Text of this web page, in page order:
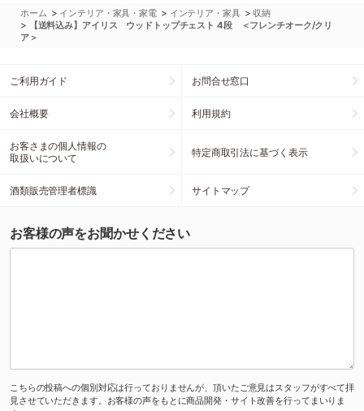
ホーム > インテリア・家具・家電 > インテリア・家具 >収納
>
【送料込み】アイリス ウッドトップチェスト 4段 ＜フレンチオーク/クリ
ア＞
ご利用ガイド お問合せ窓口
会社概要 利用規約
お客さまの個人情報の
取扱いについて
特定商取引法に基づく表示
酒類販売管理者標識 サイトマップ
お客様の声をお聞かせください
こちらの投稿への個別対応は行っておりませんが、頂いたご意見はスタッフがすべて拝
見させていただきます。お客様の声をもとに商品開発・サイト改善を行ってまいりま